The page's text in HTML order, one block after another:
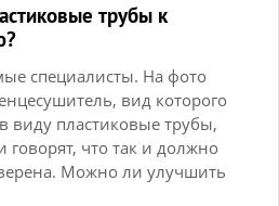
трубы к
специалисты. На фото
вид которого
виду пластиковые трубы,
говорят, что так и должно
Можно ли улучшить